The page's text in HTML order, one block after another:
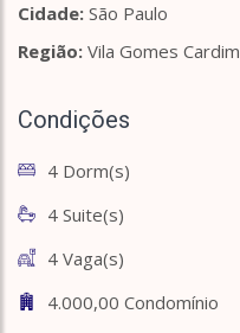
Cidade: São Paulo
Região: Vila Gomes Cardim
Condições
4 Dorm(s)
4 Suite(s)
4 Vaga(s)
4.000,00 Condomínio